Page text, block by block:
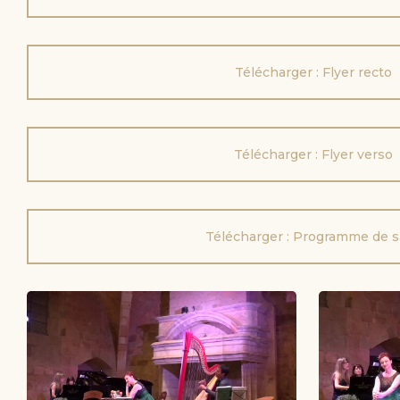
Télécharger : Flyer recto
Télécharger : Flyer verso
Télécharger : Programme de